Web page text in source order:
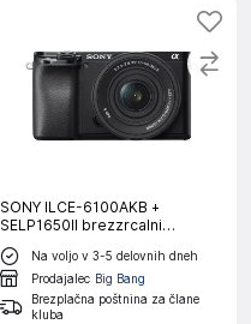
SONY ILCE-6100AKB +
SELP1650II brezzrcalni
fotoaparat z objektivom
Na voljo v 3-5 delovnih dneh
Prodajalec Big Bang
Brezplačna poštnina za člane
kluba